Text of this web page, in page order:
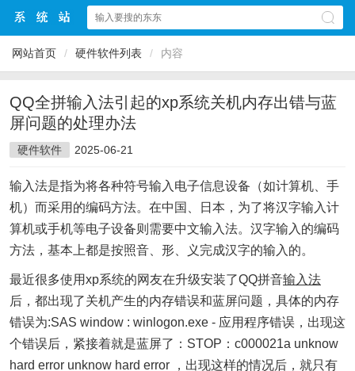
网站首页 / 硬件软件列表 / 内容
QQ全拼输入法引起的xp系统关机内存出错与蓝
屏问题的处理办法
硬件软件 2025-06-21
输入法是指为将各种符号输入电子信息设备（如计算机、手
机）而采用的编码方法。在中国、日本，为了将汉字输入计
算机或手机等电子设备则需要中文输入法。汉字输入的编码
方法，基本上都是按照音、形、义完成汉字的输入的。
最近很多使用xp系统的网友在升级安装了QQ拼音输入法
后，都出现了关机产生的内存错误和蓝屏问题，具体的内存
错误为:SAS window : winlogon.exe - 应用程序错误，出现这
个错误后，紧接着就是蓝屏了：STOP：c000021a unknow
hard error unknow hard error ，出现这样的情况后，就只有